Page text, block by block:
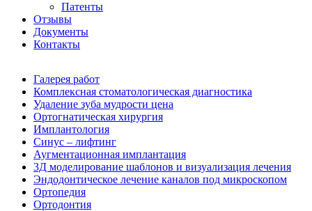
Патенты
Отзывы
Документы
Контакты
Галерея работ
Комплексная стоматологическая диагностика
Удаление зуба мудрости цена
Ортогнатическая хирургия
Имплантология
Синус – лифтинг
Аугментационная имплантация
3Д моделирование шаблонов и визуализация лечения
Эндодонтическое лечение каналов под микроскопом
Ортопедия
Ортодонтия